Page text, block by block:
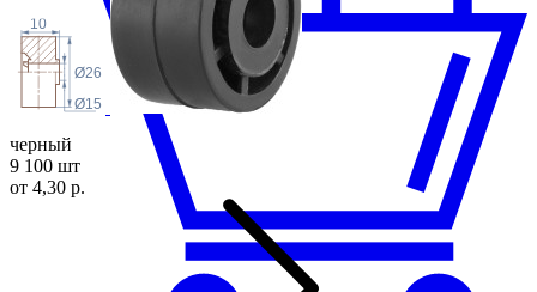
10
Ø26
Ø15
черный
9 100 шт
от 4,30 р.